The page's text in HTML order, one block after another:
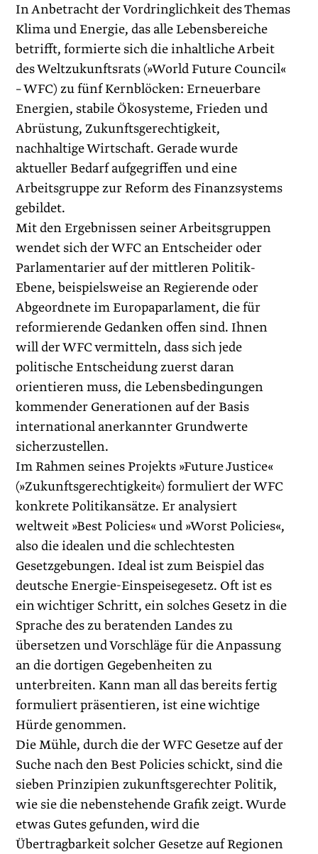
In Anbetracht der Vordringlichkeit des Themas
Klima und Energie, das alle Lebensbereiche
betrifft, formierte sich die inhaltliche Arbeit
des Weltzukunftsrats (»World Future Council«
– WFC) zu fünf Kernblöcken: Erneuerbare
Energien, stabile Ökosysteme, Frieden und
Abrüstung, Zukunftsgerechtigkeit,
nachhaltige Wirtschaft. Gerade wurde
aktueller Bedarf aufgegriffen und eine
Arbeitsgruppe zur Reform des Finanzsystems
gebildet.
Mit den Ergebnissen seiner Arbeitsgruppen
wendet sich der WFC an Entscheider oder
Parlamentarier auf der mittleren Politik-
Ebene, beispielsweise an Regierende oder
Abgeordnete im Europaparlament, die für
reformierende Gedanken offen sind. Ihnen
will der WFC vermitteln, dass sich jede
politische Entscheidung zuerst daran
orientieren muss, die Lebensbedingungen
kommender Generationen auf der Basis
international anerkannter Grundwerte
sicherzustellen.
Im Rahmen seines Projekts »Future Justice«
(»Zukunftsgerechtigkeit«) formuliert der WFC
konkrete Politikansätze. Er analysiert
weltweit »Best Policies« und »Worst Policies«,
also die idealen und die schlechtesten
Gesetzgebungen. Ideal ist zum Beispiel das
deutsche Energie-Einspeisegesetz. Oft ist es
ein wichtiger Schritt, ein solches Gesetz in die
Sprache des zu beratenden Landes zu
übersetzen und Vorschläge für die Anpassung
an die dortigen Gegebenheiten zu
unterbreiten. Kann man all das bereits fertig
formuliert präsentieren, ist eine wichtige
Hürde genommen.
Die Mühle, durch die der WFC Gesetze auf der
Suche nach den Best Policies schickt, sind die
sieben Prinzipien zukunftsgerechter Politik,
wie sie die nebenstehende Grafik zeigt. Wurde
etwas Gutes gefunden, wird die
Übertragbarkeit solcher Gesetze auf Regionen